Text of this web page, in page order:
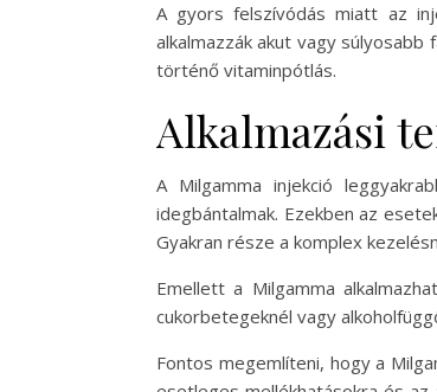
A gyors felszívódás miatt az
alkalmazzák akut vagy
történő vitaminpótlás.
Alkalmazási
A Milgamma injekció
idegbántalmak. Ezekben az
Gyakran része a komplex
Emellett a Milgamma
cukorbetegeknél vagy
Fontos megemlíteni, hogy a